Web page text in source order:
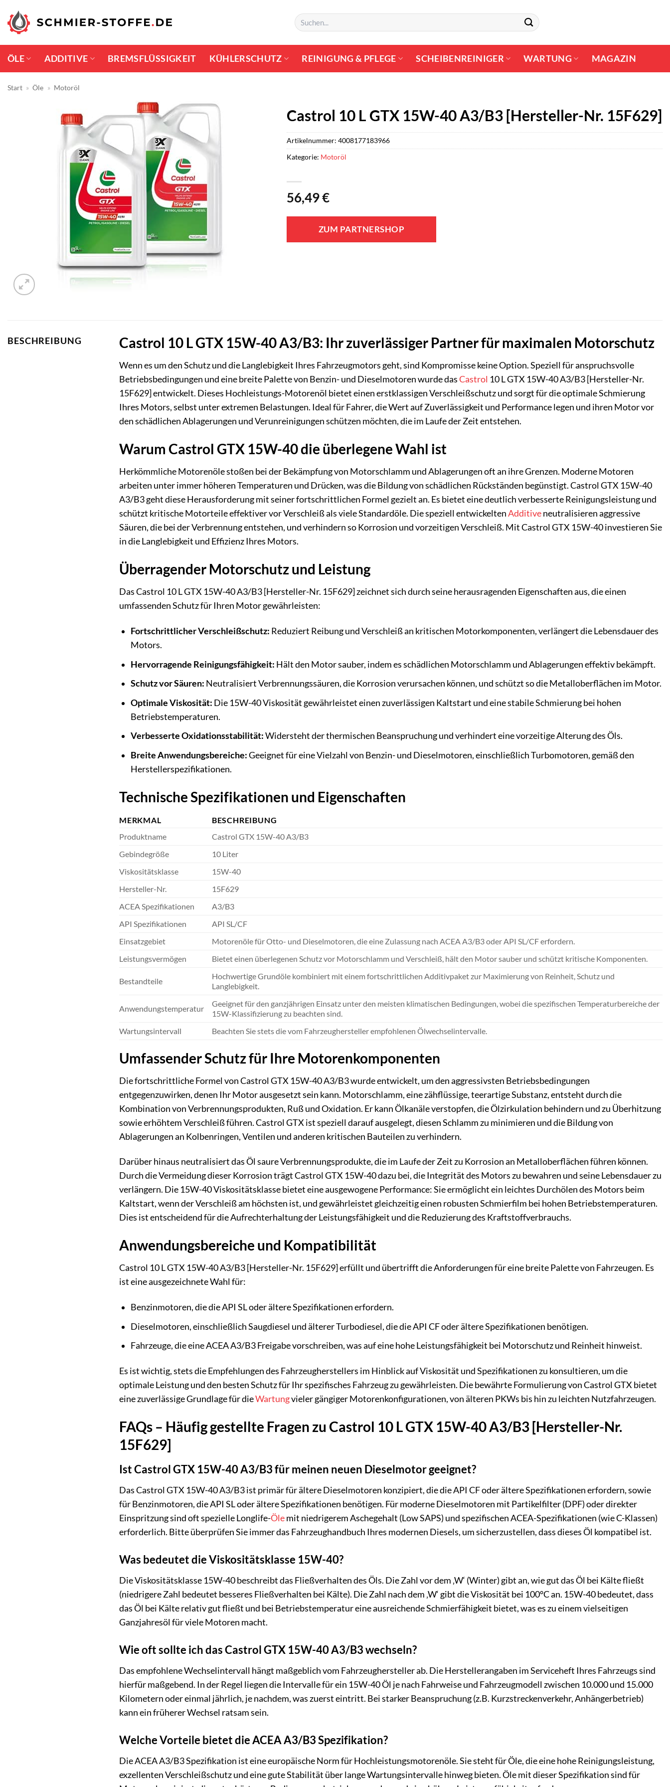
Inhalt
springen
Suchen
nach:
ÖLE ADDITIVE BREMSFLÜSSIGKEIT KÜHLERSCHUTZ REINIGUNG & PFLEGE SCHEIBENREINIGER WARTUNG MAGAZIN
Start » Öle » Motoröl
Castrol 10 L GTX 15W-40 A3/B3 [Hersteller-Nr. 15F629]
56,49€
ZUM PARTNERSHOP
Artikelnummer: 4008177183966
Kategorie: Motoröl
BESCHREIBUNG Castrol 10 L GTX 15W-40 A3/B3: Ihr zuverlässiger Partner für maximalen Motorschutz
Wenn es um den Schutz und die Langlebigkeit Ihres Fahrzeugmotors geht, sind Kompromisse keine Option. Speziell für anspruchsvolle
Betriebsbedingungen und eine breite Palette von Benzin- und Dieselmotoren wurde dasCastrol 10 L GTX 15W-40 A3/B3 [Hersteller-Nr.
15F629] entwickelt. Dieses Hochleistungs-Motorenöl bietet einen erstklassigen Verschleißschutz und sorgt für die optimale Schmierung
Ihres Motors, selbst unter extremen Belastungen. Ideal für Fahrer, die Wert auf Zuverlässigkeit und Performance legen und ihren Motor vor
den schädlichen Ablagerungen und Verunreinigungen schützen möchten, die im Laufe der Zeit entstehen.
Warum Castrol GTX 15W-40 die überlegene Wahl ist
Herkömmliche Motorenöle stoßen bei der Bekämpfung von Motorschlamm und Ablagerungen oft an ihre Grenzen. Moderne Motoren
arbeiten unter immer höheren Temperaturen und Drücken, was die Bildung von schädlichen Rückständen begünstigt. Castrol GTX 15W-40
A3/B3 geht diese Herausforderung mit seiner fortschrittlichen Formel gezielt an. Es bietet eine deutlich verbesserte Reinigungsleistung und
schützt kritische Motorteile effektiver vor Verschleiß als viele Standardöle. Die speziell entwickeltenAdditiveneutralisieren aggressive
Säuren, die bei der Verbrennung entstehen, und verhindern so Korrosion und vorzeitigen Verschleiß. Mit Castrol GTX 15W-40 investieren Sie
in die Langlebigkeit und Effizienz Ihres Motors.
Überragender Motorschutz und Leistung
Das Castrol 10 L GTX 15W-40 A3/B3 [Hersteller-Nr. 15F629] zeichnet sich durch seine herausragenden Eigenschaften aus, die einen
umfassenden Schutz für Ihren Motor gewährleisten:
Fortschrittlicher Verschleißschutz: Reduziert Reibung und Verschleiß an kritischen Motorkomponenten, verlängert die Lebensdauer des
Motors.
Hervorragende Reinigungsfähigkeit: Hält den Motor sauber, indem es schädlichen Motorschlamm und Ablagerungen effektiv bekämpft.
Schutz vor Säuren: Neutralisiert Verbrennungssäuren, die Korrosion verursachen können, und schützt so die Metalloberflächen im Motor.
Optimale Viskosität: Die 15W-40 Viskosität gewährleistet einen zuverlässigen Kaltstart und eine stabile Schmierung bei hohen
Betriebstemperaturen.
Verbesserte Oxidationsstabilität:Widersteht der thermischen Beanspruchung und verhindert eine vorzeitige Alterung des Öls.
Breite Anwendungsbereiche:Geeignet für eine Vielzahl von Benzin- und Dieselmotoren, einschließlich Turbomotoren, gemäß den
Herstellerspezifikationen.
Technische Spezifikationen und Eigenschaften
MERKMAL
BESCHREIBUNG
Produktname
Castrol GTX 15W-40 A3/B3
Gebindegröße
10 Liter
Viskositätsklasse
15W-40
Hersteller-Nr.
15F629
ACEA Spezifikationen
A3/B3
API Spezifikationen
API SL/CF
Einsatzgebiet
Motorenöle für Otto- und Dieselmotoren, die eine Zulassung nach ACEA A3/B3 oder API SL/CF erfordern.
Leistungsvermögen
Bietet einen überlegenen Schutz vor Motorschlamm und Verschleiß, hält den Motor sauber und schützt kritische Komponenten.
Bestandteile
Hochwertige Grundöle kombiniert mit einem fortschrittlichen Additivpaket zur Maximierung von Reinheit, Schutz und
Langlebigkeit.
Anwendungstemperatur
Geeignet für den ganzjährigen Einsatz unter den meisten klimatischen Bedingungen, wobei die spezifischen Temperaturbereiche der
15W-Klassifizierung zu beachten sind.
Wartungsintervall
Beachten Sie stets die vom Fahrzeughersteller empfohlenen Ölwechselintervalle.
Umfassender Schutz für Ihre Motorenkomponenten
Die fortschrittliche Formel von Castrol GTX 15W-40 A3/B3 wurde entwickelt, um den aggressivsten Betriebsbedingungen
entgegenzuwirken, denen Ihr Motor ausgesetzt sein kann. Motorschlamm, eine zähflüssige, teerartige Substanz, entsteht durch die
Kombination von Verbrennungsprodukten, Ruß und Oxidation. Er kann Ölkanäle verstopfen, die Ölzirkulation behindern und zu Überhitzung
sowie erhöhtem Verschleiß führen. Castrol GTX ist speziell darauf ausgelegt, diesen Schlamm zu minimieren und die Bildung von
Ablagerungen an Kolbenringen, Ventilen und anderen kritischen Bauteilen zu verhindern.
Darüber hinaus neutralisiert das Öl saure Verbrennungsprodukte, die im Laufe der Zeit zu Korrosion an Metalloberflächen führen können.
Durch die Vermeidung dieser Korrosion trägt Castrol GTX 15W-40 dazu bei, die Integrität des Motors zu bewahren und seine Lebensdauer zu
verlängern. Die 15W-40 Viskositätsklasse bietet eine ausgewogene Performance: Sie ermöglicht ein leichtes Durchölen des Motors beim
Kaltstart, wenn der Verschleiß am höchsten ist, und gewährleistet gleichzeitig einen robusten Schmierfilm bei hohen Betriebstemperaturen.
Dies ist entscheidend für die Aufrechterhaltung der Leistungsfähigkeit und die Reduzierung des Kraftstoffverbrauchs.
Anwendungsbereiche und Kompatibilität
Castrol 10 L GTX 15W-40 A3/B3 [Hersteller-Nr. 15F629] erfüllt und übertrifft die Anforderungen für eine breite Palette von Fahrzeugen. Es
ist eine ausgezeichnete Wahl für:
Benzinmotoren, die die API SL oder ältere Spezifikationen erfordern.
Dieselmotoren, einschließlich Saugdiesel und älterer Turbodiesel, die die API CF oder ältere Spezifikationen benötigen.
Fahrzeuge, die eine ACEA A3/B3 Freigabe vorschreiben, was auf eine hohe Leistungsfähigkeit bei Motorschutz und Reinheit hinweist.
Es ist wichtig, stets die Empfehlungen des Fahrzeugherstellers im Hinblick auf Viskosität und Spezifikationen zu konsultieren, um die
optimale Leistung und den besten Schutz für Ihr spezifisches Fahrzeug zu gewährleisten. Die bewährte Formulierung von Castrol GTX bietet
eine zuverlässige Grundlage für dieWartungvieler gängiger Motorenkonfigurationen, von älteren PKWs bis hin zu leichten Nutzfahrzeugen.
FAQs – Häufig gestellte Fragen zu Castrol 10 L GTX 15W-40 A3/B3 [Hersteller-Nr.
15F629]
Ist Castrol GTX 15W-40 A3/B3 für meinen neuen Dieselmotor geeignet?
Das Castrol GTX 15W-40 A3/B3 ist primär für ältere Dieselmotoren konzipiert, die die API CF oder ältere Spezifikationen erfordern, sowie
für Benzinmotoren, die API SL oder ältere Spezifikationen benötigen. Für moderne Dieselmotoren mit Partikelfilter (DPF) oder direkter
Einspritzung sind oft spezielle Longlife-Ölemit niedrigerem Aschegehalt (Low SAPS) und spezifischen ACEA-Spezifikationen (wie C-Klassen)
erforderlich. Bitte überprüfen Sie immer das Fahrzeughandbuch Ihres modernen Diesels, um sicherzustellen, dass dieses Öl kompatibel ist.
Was bedeutet die Viskositätsklasse 15W-40?
Die Viskositätsklasse 15W-40 beschreibt das Fließverhalten des Öls. Die Zahl vor dem ‚W‘ (Winter) gibt an, wie gut das Öl bei Kälte fließt
(niedrigere Zahl bedeutet besseres Fließverhalten bei Kälte). Die Zahl nach dem ‚W‘ gibt die Viskosität bei 100°C an. 15W-40 bedeutet, dass
das Öl bei Kälte relativ gut fließt und bei Betriebstemperatur eine ausreichende Schmierfähigkeit bietet, was es zu einem vielseitigen
Ganzjahresöl für viele Motoren macht.
Wie oft sollte ich das Castrol GTX 15W-40 A3/B3 wechseln?
Das empfohlene Wechselintervall hängt maßgeblich vom Fahrzeughersteller ab. Die Herstellerangaben im Serviceheft Ihres Fahrzeugs sind
hierfür maßgebend. In der Regel liegen die Intervalle für ein 15W-40 Öl je nach Fahrweise und Fahrzeugmodell zwischen 10.000 und 15.000
Kilometern oder einmal jährlich, je nachdem, was zuerst eintritt. Bei starker Beanspruchung (z.B. Kurzstreckenverkehr, Anhängerbetrieb)
kann ein früherer Wechsel ratsam sein.
Welche Vorteile bietet die ACEA A3/B3 Spezifikation?
Die ACEA A3/B3 Spezifikation ist eine europäische Norm für Hochleistungsmotorenöle. Sie steht für Öle, die eine hohe Reinigungsleistung,
exzellenten Verschleißschutz und eine gute Stabilität über lange Wartungsintervalle hinweg bieten. Öle mit dieser Spezifikation sind für